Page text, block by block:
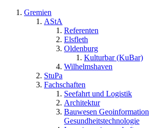
Gremien
AStA
Referenten
Elsfleth
Oldenburg
Kulturbar (KuBar)
Wilhelmshaven
StuPa
Fachschaften
Seefahrt und Logistik
Architektur
Bauwesen Geoinformation
Gesundheitstechnologie